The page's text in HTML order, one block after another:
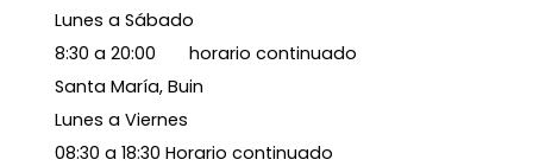
Lunes a Sábado
8:30 a 20:00 horario continuado
Santa María, Buin
Lunes a Viernes
08:30 a 18:30 Horario continuado